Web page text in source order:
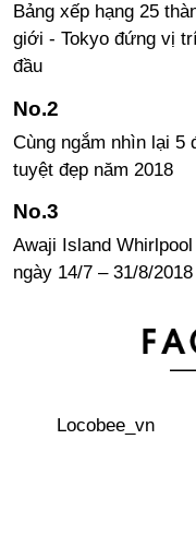
Bảng xếp hạng 25
giới - Tokyo đứng vị
đầu
Cùng ngắm nhìn lại 5
tuyệt đẹp năm 2018
Awaji Island
ngày 14/7 – 31/8/2018
Khám phá ngôi đền
“Harajuku CHICAGO
Locobee_vn